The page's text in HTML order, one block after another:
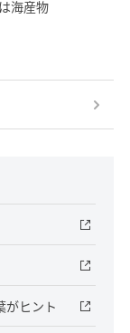
海産物
がヒント